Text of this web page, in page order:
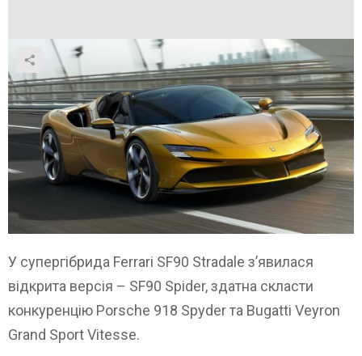
У супергібрида Ferrari SF90 Stradale з’явилася
відкрита версія – SF90 Spider, здатна скласти
конкуренцію Porsche 918 Spyder та Bugatti Veyron
Grand Sport Vitesse.